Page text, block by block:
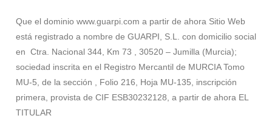
Que el dominio www.guarpi.com a partir de ahora Sitio Web
está registrado a nombre de GUARPI, S.L. con domicilio social
en Ctra. Nacional 344, Km 73 , 30520 – Jumilla (Murcia);
sociedad inscrita en el Registro Mercantil de MURCIA Tomo
MU-5, de la sección , Folio 216, Hoja MU-135, inscripción
primera, provista de CIF ESB30232128, a partir de ahora EL
TITULAR